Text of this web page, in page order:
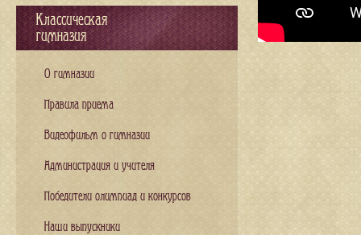
Классическая
гимназия
О гимназии
Правила приема
Видеофильм о гимназии
Администрация и учителя
Победители олимпиад и конкурсов
Наши выпускники